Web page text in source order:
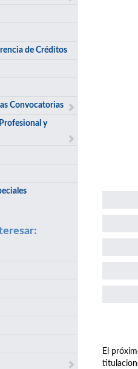
de Créditos
Convocatorias
y
El